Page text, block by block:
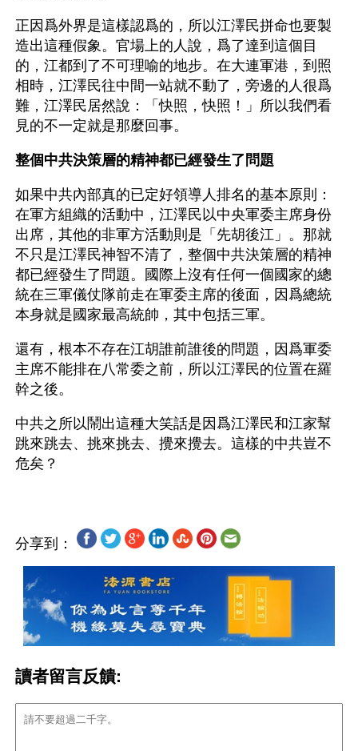
正因爲外界是這樣認爲的，所以江澤民拼命也要製
造出這種假象。官場上的人說，爲了達到這個目
的，江都到了不可理喻的地步。在大連軍港，到照
相時，江澤民往中間一站就不動了，旁邊的人很爲
難，江澤民居然說：「快照，快照！」所以我們看
見的不一定就是那麼回事。
整個中共決策層的精神都已經發生了問題
如果中共內部真的已定好領導人排名的基本原則：
在軍方組織的活動中，江澤民以中央軍委主席身份
出席，其他的非軍方活動則是「先胡後江」。那就
不只是江澤民神智不清了，整個中共決策層的精神
都已經發生了問題。國際上沒有任何一個國家的總
統在三軍儀仗隊前走在軍委主席的後面，因爲總統
本身就是國家最高統帥，其中包括三軍。
還有，根本不存在江胡誰前誰後的問題，因爲軍委
主席不能排在八常委之前，所以江澤民的位置在羅
幹之後。
中共之所以鬧出這種大笑話是因爲江澤民和江家幫
跳來跳去、挑來挑去、攪來攪去。這樣的中共豈不
分享到：
讀者留言反饋: